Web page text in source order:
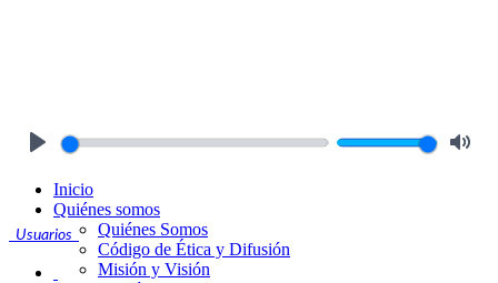
Usuarios
Inicio
Quiénes somos
Quiénes Somos
Código de Ética y Difusión
Misión y Visión